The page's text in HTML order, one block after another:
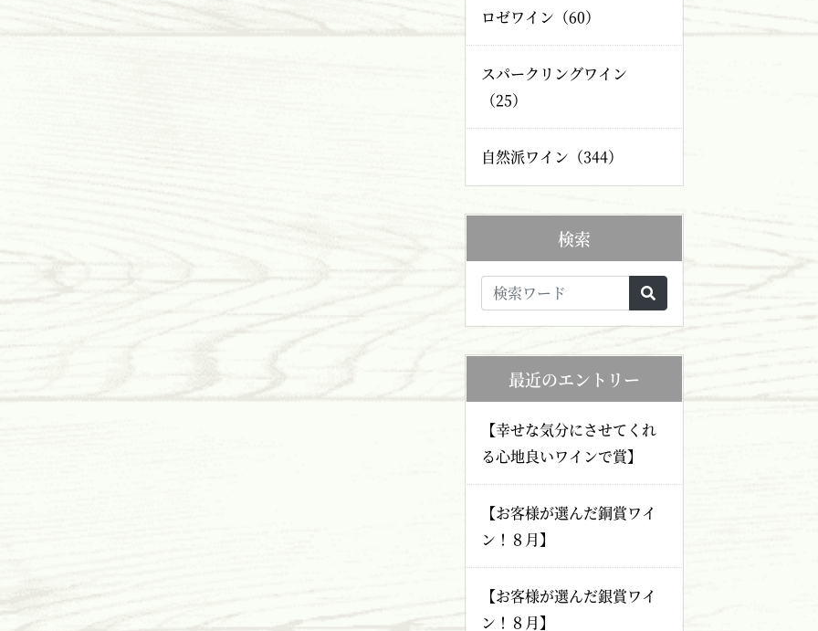
ロゼワイン（60）
スパークリングワイン
（25）
自然派ワイン（344）
検索
最近のエントリー
【幸せな気分にさせてくれ
る心地良いワインで賞】
【お客様が選んだ銅賞ワイ
ン！８月】
【お客様が選んだ銀賞ワイ
ン！８月】